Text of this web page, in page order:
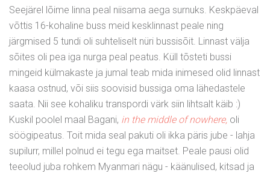
Seejärel lõime linna peal niisama aega surnuks. Keskpäeval
võttis 16-kohaline buss meid kesklinnast peale ning
järgmised 5 tundi oli suhteliselt nüri bussisõit. Linnast välja
sõites oli pea iga nurga peal peatus. Küll tõsteti bussi
mingeid külmakaste ja jumal teab mida inimesed olid linnast
kaasa ostnud, või siis soovisid bussiga oma lähedastele
saata. Nii see kohaliku transpordi värk siin lihtsalt käib :)
Kuskil poolel maal Bagani, in the middle of nowhere, oli
söögipeatus. Toit mida seal pakuti oli ikka päris jube - lahja
supilurr, millel polnud ei tegu ega maitset. Peale pausi olid
teeolud juba rohkem Myanmari nägu - käänulised, kitsad ja